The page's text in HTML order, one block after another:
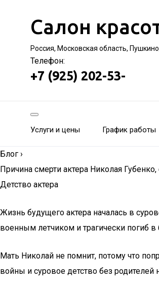
Салон
Россия, Московская область,
Телефон:
+7 (925) 202-53-
Услуги и цены График работы
Блог ›
Причина смерти актера Николая
Детство актера
Жизнь будущего актера началась в
военным летчиком и трагически погиб
Мать Николай не помнит, потому что
войны и суровое детство без